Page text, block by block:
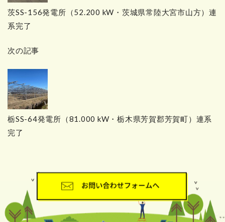
茨SS-156発電所（52.200 kW・茨城県常陸大宮市山方）連
系完了
次の記事
栃SS-64発電所（81.000 kW・栃木県芳賀郡芳賀町）連系
完了